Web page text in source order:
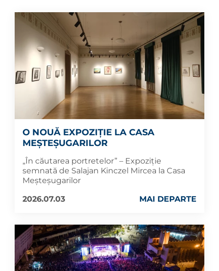
O NOUĂ EXPOZIȚIE LA CASA
MEȘTEȘUGARILOR
„În căutarea portretelor” – Expoziție
semnată de Salajan Kinczel Mircea la Casa
Meșteșugarilor
2026.07.03
MAI DEPARTE